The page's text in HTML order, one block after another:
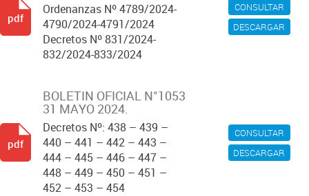
CONSULTAR
DESCARGAR
Ordenanzas Nº 4789/2024-
4790/2024-4791/2024
Decretos Nº 831/2024-
832/2024-833/2024
pdf
CONSULTAR
DESCARGAR
BOLETIN OFICIAL N°1053
31 MAYO 2024.
Decretos Nº: 438 – 439 –
440 – 441 – 442 – 443 –
444 – 445 – 446 – 447 –
448 – 449 – 450 – 451 –
452 – 453 – 454
pdf